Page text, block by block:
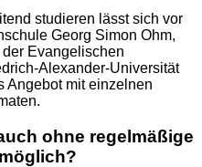
studieren lässt sich vor
Georg Simon Ohm,
Evangelischen
Alexander-Universität
Angebot mit einzelnen
ohne regelmäßige